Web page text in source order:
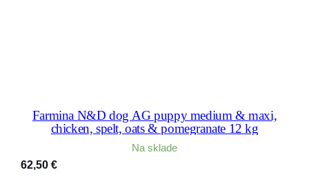
Farmina N&D dog AG puppy medium & maxi,
chicken, spelt, oats & pomegranate 12 kg
Na sklade
62,50 €